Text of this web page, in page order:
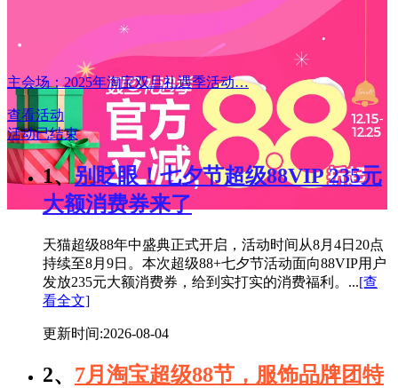
主会场：2025年淘宝双旦礼遇季活动…
查看活动
活动已结束
1、 别眨眼！七夕节超级88VIP 235元
大额消费券来了
天猫超级88年中盛典正式开启，活动时间从8月4日20点
持续至8月9日。本次超级88+七夕节活动面向88VIP用户
发放235元大额消费券，给到实打实的消费福利。...[查
看全文]
更新时间:2026-08-04
2、 7月淘宝超级88节，服饰品牌团特